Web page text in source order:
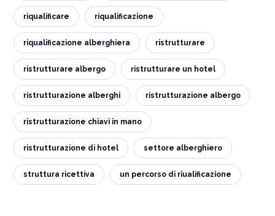
riqualificare riqualificazione
riqualificazione alberghiera ristrutturare
ristrutturare albergo ristrutturare un hotel
ristrutturazione alberghi ristrutturazione albergo
ristrutturazione chiavi in mano
ristrutturazione di hotel settore alberghiero
struttura ricettiva un percorso di riualificazione